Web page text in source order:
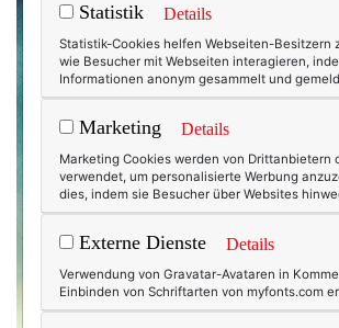
Statistik Details
Statistik-Cookies helfen Webseiten-Besitzern
wie Besucher mit Webseiten interagieren,
Informationen anonym gesammelt und
Marketing Details
Marketing Cookies werden von Drittanbietern
verwendet, um personalisierte Werbung
dies, indem sie Besucher über Websites
Externe Dienste Details
Verwendung von Gravatar-Avataren in
Einbinden von Schriftarten von myfonts.com